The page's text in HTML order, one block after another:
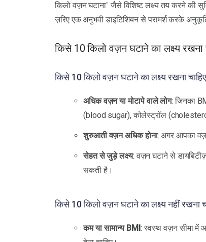
किलो वज़न घटाना" जैसे विशिष्ट लक्ष्य तय करने की
ज़रिए एक अनुभवी डाइटिशियन से परामर्श करके
किसे 10 किलो वज़न घटाने का लक्ष्य रखना
किसे 10 किलो वज़न घटाने का लक्ष्य रखना
अधिक वज़न या मोटापे वाले लोग: जिनका
(blood sugar), कोलेस्ट्रॉल
शुरुआती वज़न अधिक होना: अगर आपका
सेहत से जुड़े लक्ष्य: वज़न घटाने से
सकती है।
किसे 10 किलो वज़न घटाने का लक्ष्य नहीं रखना
कम या सामान्य BMI : स्वस्थ वज़न सीमा में